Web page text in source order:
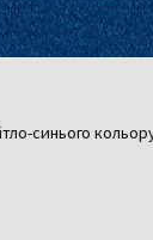
синього